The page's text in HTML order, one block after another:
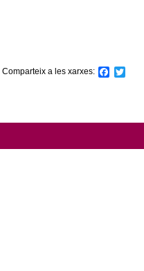
Comparteix a les xarxes:
k